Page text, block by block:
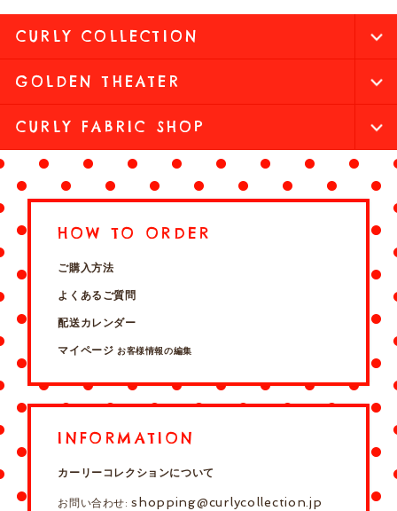
CURLY COLLECTION
GOLDEN THEATER
CURLY FABRIC SHOP
HOW TO ORDER
ご購入方法
よくあるご質問
配送カレンダー
マイページ お客様情報の編集
INFORMATION
カーリーコレクションについて
お問い合わせ:shopping@curlycollection.jp